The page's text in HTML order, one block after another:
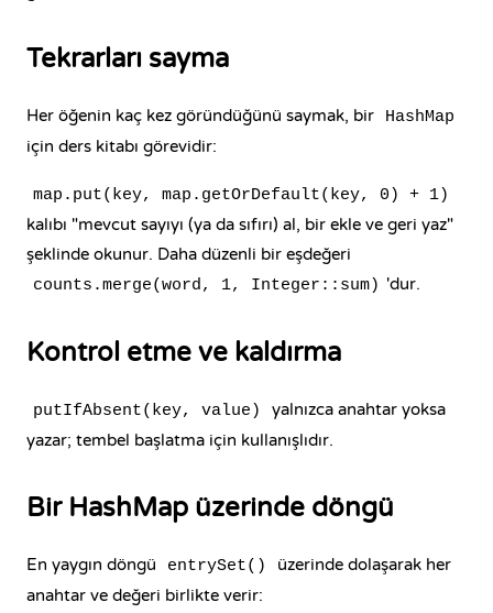
Tekrarları sayma
Her öğenin kaç kez göründüğünü saymak, bir HashMap
için ders kitabı görevidir:
map.put(key, map.getOrDefault(key, 0) + 1)
kalıbı "mevcut sayıyı (ya da sıfırı) al, bir ekle ve geri yaz"
şeklinde okunur. Daha düzenli bir eşdeğeri
counts.merge(word, 1, Integer::sum) 'dur.
Kontrol etme ve kaldırma
putIfAbsent(key, value)
yalnızca anahtar yoksa
yazar; tembel başlatma için kullanışlıdır.
Bir HashMap üzerinde döngü
En yaygın döngü entrySet()
üzerinde dolaşarak her
anahtar ve değeri birlikte verir: